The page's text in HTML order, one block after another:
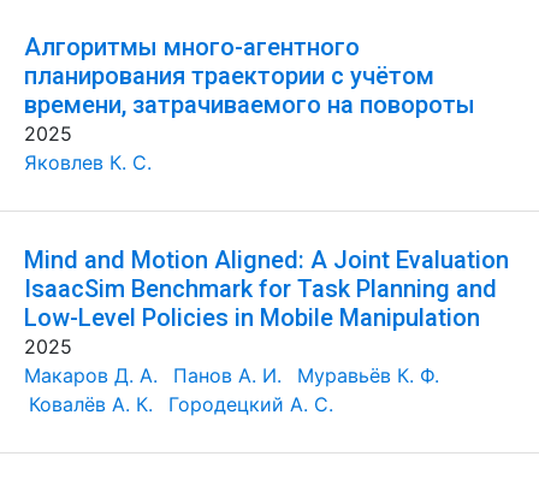
Алгоритмы много-агентного
планирования траектории с учётом
времени, затрачиваемого на повороты
2025
Яковлев К. С.
Mind and Motion Aligned: A Joint Evaluation
IsaacSim Benchmark for Task Planning and
Low-Level Policies in Mobile Manipulation
2025
Макаров Д. А.
Панов А. И.
Муравьёв К. Ф.
Ковалёв А. К.
Городецкий А. С.